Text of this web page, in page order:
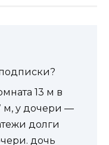
13 м в
м, у дочери —
долги
дочь